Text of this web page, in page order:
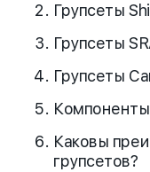
Групсеты
Групсеты
Групсеты
Каковы
групсетов?